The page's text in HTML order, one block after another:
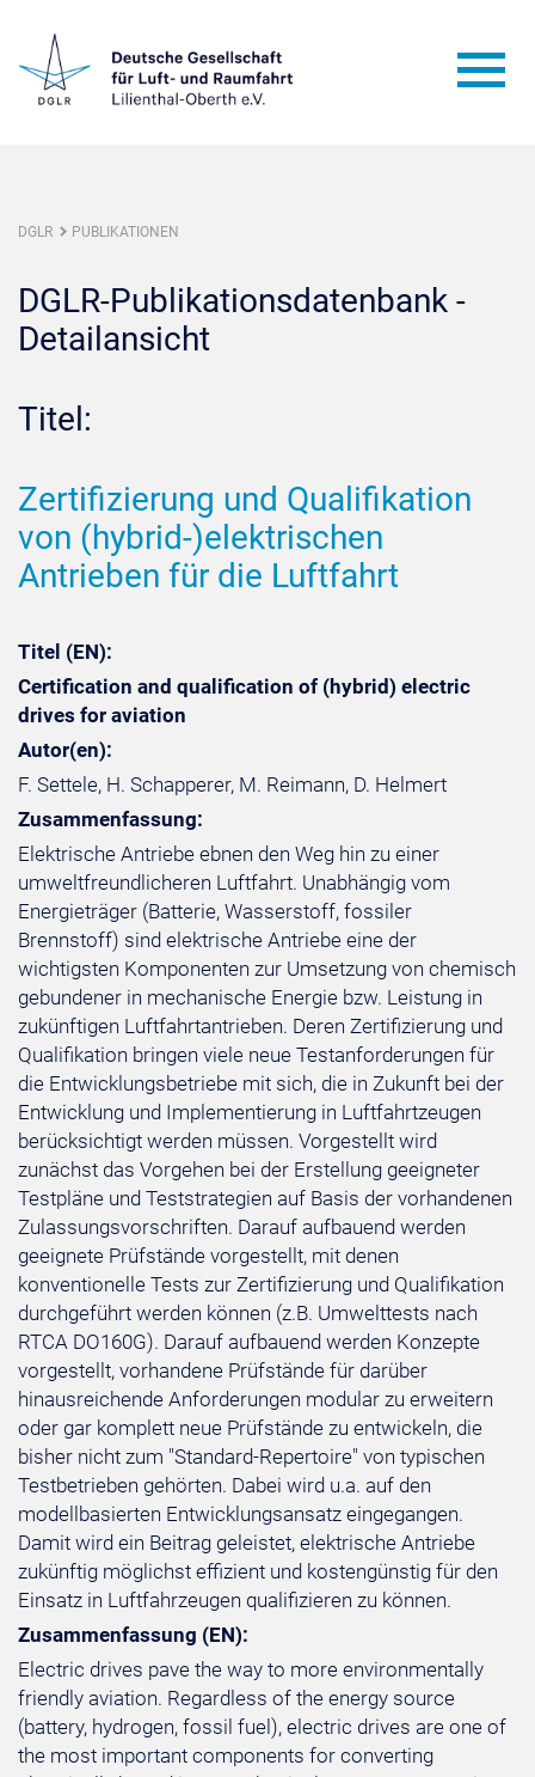
DGLR PUBLIKATIONEN
DGLR-Publikationsdatenbank -
Detailansicht
Titel:
Zertifizierung und Qualifikation
von (hybrid-)elektrischen
Antrieben für die Luftfahrt
Titel (EN):
Certification and qualification of (hybrid) electric
drives for aviation
Autor(en):
F. Settele, H. Schapperer, M. Reimann, D. Helmert
Zusammenfassung:
Elektrische Antriebe ebnen den Weg hin zu einer
umweltfreundlicheren Luftfahrt. Unabhängig vom
Energieträger (Batterie, Wasserstoff, fossiler
Brennstoff) sind elektrische Antriebe eine der
wichtigsten Komponenten zur Umsetzung von chemisch
gebundener in mechanische Energie bzw. Leistung in
zukünftigen Luftfahrtantrieben. Deren Zertifizierung und
Qualifikation bringen viele neue Testanforderungen für
die Entwicklungsbetriebe mit sich, die in Zukunft bei der
Entwicklung und Implementierung in Luftfahrtzeugen
berücksichtigt werden müssen. Vorgestellt wird
zunächst das Vorgehen bei der Erstellung geeigneter
Testpläne und Teststrategien auf Basis der vorhandenen
Zulassungsvorschriften. Darauf aufbauend werden
geeignete Prüfstände vorgestellt, mit denen
konventionelle Tests zur Zertifizierung und Qualifikation
durchgeführt werden können (z.B. Umwelttests nach
RTCA DO160G). Darauf aufbauend werden Konzepte
vorgestellt, vorhandene Prüfstände für darüber
hinausreichende Anforderungen modular zu erweitern
oder gar komplett neue Prüfstände zu entwickeln, die
bisher nicht zum "Standard-Repertoire" von typischen
Testbetrieben gehörten. Dabei wird u.a. auf den
modellbasierten Entwicklungsansatz eingegangen.
Damit wird ein Beitrag geleistet, elektrische Antriebe
zukünftig möglichst effizient und kostengünstig für den
Einsatz in Luftfahrzeugen qualifizieren zu können.
Zusammenfassung (EN):
Electric drives pave the way to more environmentally
friendly aviation. Regardless of the energy source
(battery, hydrogen, fossil fuel), electric drives are one of
the most important components for converting